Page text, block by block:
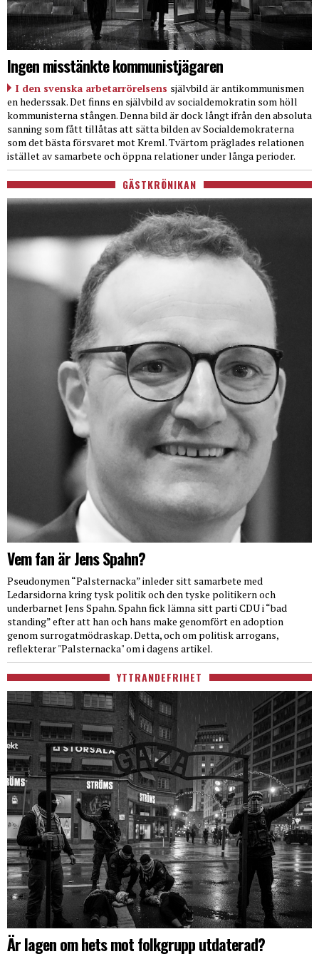
Ingen misstänkte kommunistjägaren
I den svenska arbetarrörelsens självbild är antikommunismen
en hederssak. Det finns en självbild av socialdemokratin som höll
kommunisterna stången. Denna bild är dock långt ifrån den absoluta
sanning som fått tillåtas att sätta bilden av Socialdemokraterna
som det bästa försvaret mot Kreml. Tvärtom präglades relationen
istället av samarbete och öppna relationer under långa perioder.
GÄSTKRÖNIKAN
Vem fan är Jens Spahn?
Pseudonymen “Palsternacka” inleder sitt samarbete med
Ledarsidorna kring tysk politik och den tyske politikern och
underbarnet Jens Spahn. Spahn fick lämna sitt parti CDU i “bad
standing” efter att han och hans make genomfört en adoption
genom surrogatmödraskap. Detta, och om politisk arrogans,
reflekterar "Palsternacka" om i dagens artikel.
YTTRANDEFRIHET
Är lagen om hets mot folkgrupp utdaterad?